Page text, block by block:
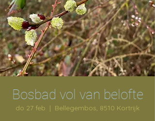
Bosbad vol van belofte
do 27 feb
  |
Bellegembos, 8510 Kortrijk